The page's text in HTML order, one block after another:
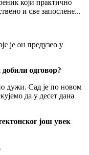
који практично
и све запослене...
је он предузео у
одговор?
дужи. Сад је по новом
да у десет дана
још увек